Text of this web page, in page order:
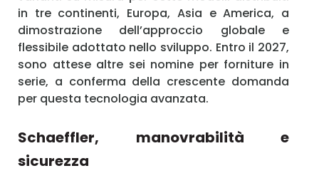
in tre continenti, Europa, Asia e America, a
dimostrazione dell’approccio globale e
flessibile adottato nello sviluppo. Entro il 2027,
sono attese altre sei nomine per forniture in
serie, a conferma della crescente domanda
per questa tecnologia avanzata.
Schaeffler, manovrabilità e
sicurezza